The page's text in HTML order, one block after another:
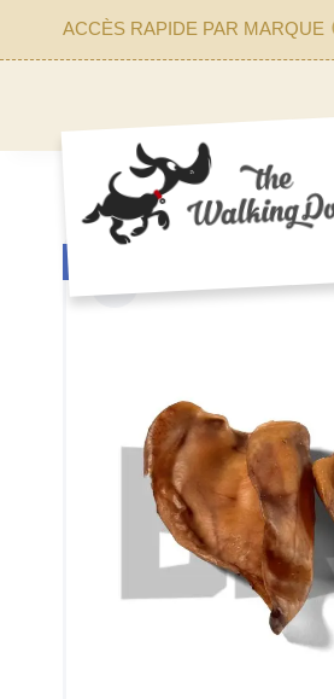
ACCÈS RAPIDE PAR MARQUE